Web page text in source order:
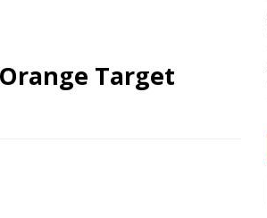
Target